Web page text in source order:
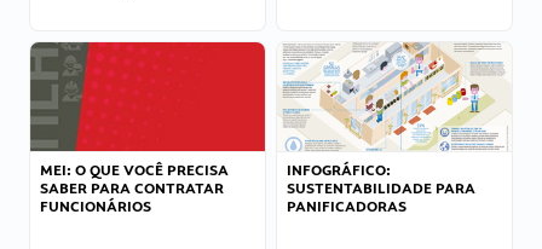
MEI: O QUE VOCÊ PRECISA
SABER PARA CONTRATAR
FUNCIONÁRIOS
INFOGRÁFICO:
SUSTENTABILIDADE PARA
PANIFICADORAS